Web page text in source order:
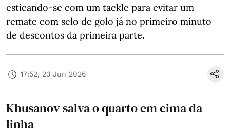
esticando-se com um tackle para evitar um
remate com selo de golo já no primeiro minuto
de descontos da primeira parte.
17:52, 23 Jun 2026
Khusanov salva o quarto em cima da
linha